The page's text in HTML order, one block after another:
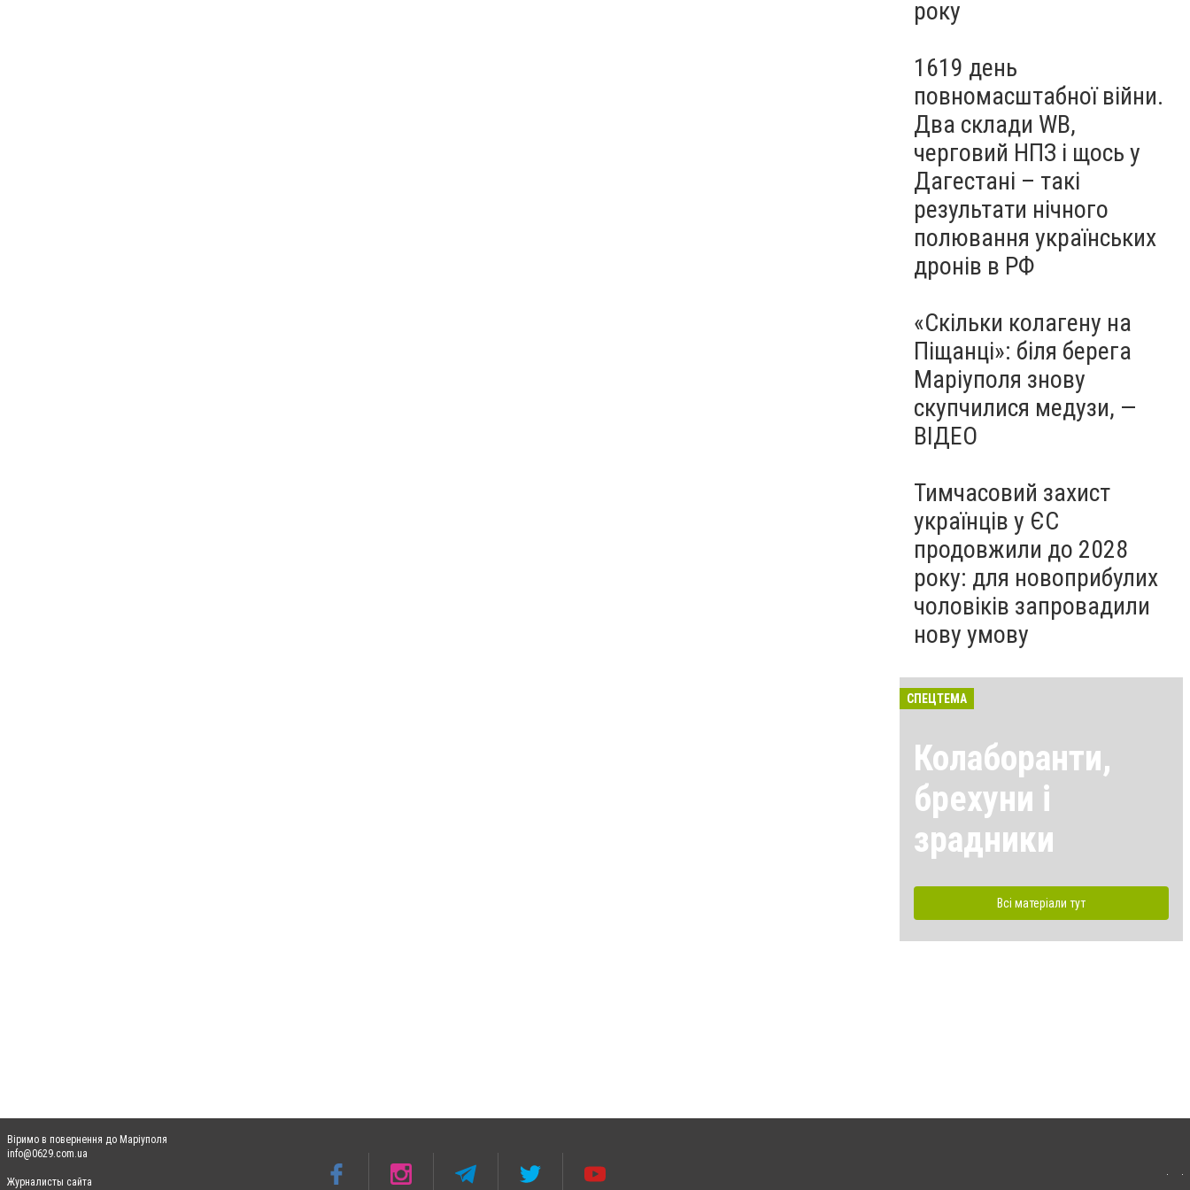
року
1619 день
повномасштабної війни.
Два склади WB,
черговий НПЗ і щось у
Дагестані – такі
результати нічного
полювання українських
дронів в РФ
«Скільки колагену на
Піщанці»: біля берега
Маріуполя знову
скупчилися медузи, —
ВІДЕО
Тимчасовий захист
українців у ЄС
продовжили до 2028
року: для новоприбулих
чоловіків запровадили
нову умову
СПЕЦТЕМА
Колаборанти,
брехуни і
зрадники
Всі матеріали тут
Віримо в повернення до Маріуполя
info@0629.com.ua
Журналисты сайта